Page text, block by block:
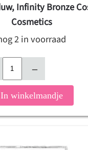
Infinity Bronze
Cosmetics
2 in voorraad
–
In winkelmandje